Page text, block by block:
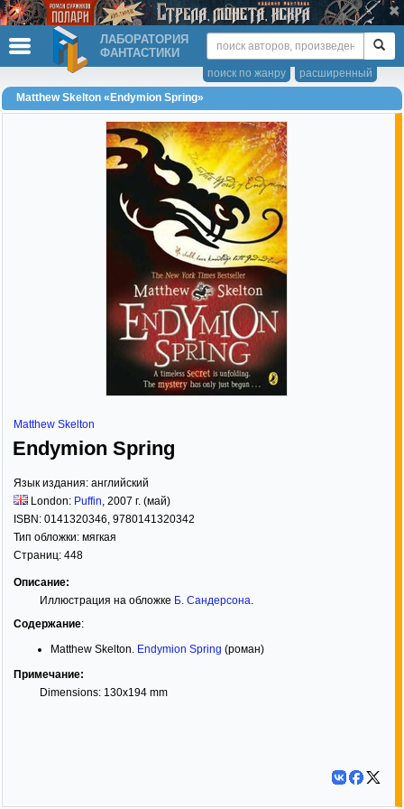
ЛАБОРАТОРИЯ
ФАНТАСТИКИ
расширенный
поиск по жанру
Matthew Skelton «Endymion Spring»
Matthew Skelton
Endymion Spring
Язык издания: английский
London: Puffin, 2007 г. (май)
ISBN: 0141320346, 9780141320342
Тип обложки: мягкая
Страниц: 448
Описание:
Иллюстрация на обложке Б. Сандерсона.
Содержание:
Matthew Skelton. Endymion Spring (роман)
Примечание:
Dimensions: 130x194 mm